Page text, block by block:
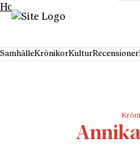
Hoppa till innehåll
SamhälleKrönikorKulturRecensioner